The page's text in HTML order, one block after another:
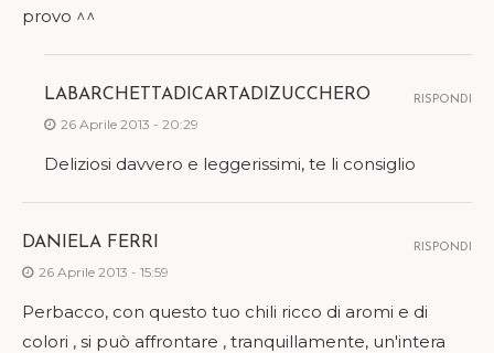
provo ^^
LABARCHETTADICARTADIZUCCHERO
26 Aprile 2013 - 20:29
Deliziosi davvero e leggerissimi, te li consiglio
RISPONDI
DANIELA FERRI
26 Aprile 2013 - 15:59
Perbacco, con questo tuo chili ricco di aromi e di
colori , si può affrontare , tranquillamente, un'intera
RISPONDI